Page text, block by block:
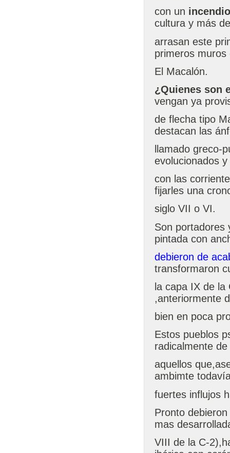
con un incendio
cultura y más
arrasan este
primeros muros
El Macalón.
¿Quienes son
vengan ya
de flecha tipo
destacan las
llamado greco-
evolucionados
con las
fijarles una
siglo VII o VI.
Son portadores
pintada con
debieron de
transformaron
la capa IX de
,anteriormente
bien en poca
Estos pueblos
radicalmente
aquellos
ambimte
fuertes influjos
Pronto
mas
VIII de la C-